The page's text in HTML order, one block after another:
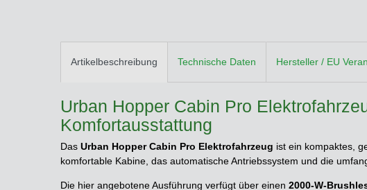
Artikelbeschreibung Technische Daten Hersteller / EU
Urban Hopper Cabin Pro
Komfortausstattung
Das Urban Hopper Cabin Pro Elektrofahrzeug ist ein kompaktes,
komfortable Kabine, das automatische Antriebssystem und die
Die hier angebotene Ausführung verfügt über einen 2000-W-